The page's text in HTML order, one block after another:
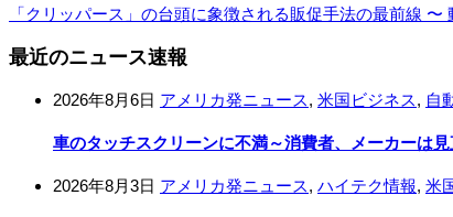
「クリッパース」の台頭に象徴される販促手法の最前線
最近のニュース速報
2026年8月6日 アメリカ発ニュース, 米国ビジネス, 自
車のタッチスクリーンに不満～消費者、メーカーは
2026年8月3日 アメリカ発ニュース, ハイテク情報, 米